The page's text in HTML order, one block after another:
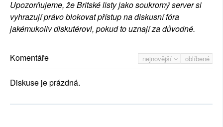
Upozorňujeme, že Britské listy jako soukromý server si
vyhrazují právo blokovat přístup na diskusní fóra
jakémukoliv diskutérovi, pokud to uznají za důvodné.
nejnovější oblíbené
Komentáře
Diskuse je prázdná.